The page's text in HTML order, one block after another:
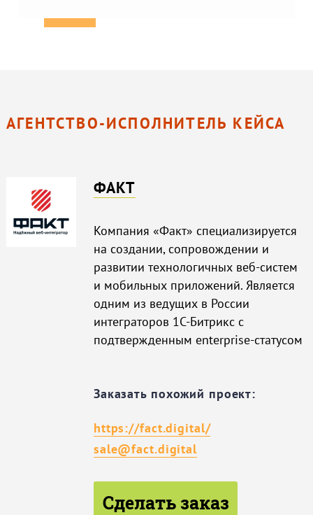
АГЕНТСТВО-ИСПОЛНИТЕЛЬ КЕЙСА
ФАКТ
Компания «Факт» специализируется
на создании, сопровождении и
развитии технологичных веб-систем
и мобильных приложений. Является
одним из ведущих в России
интеграторов 1С-Битрикс с
подтвержденным enterprise-статусом
Заказать похожий проект:
https://fact.digital/
sale@fact.digital
Сделать заказ